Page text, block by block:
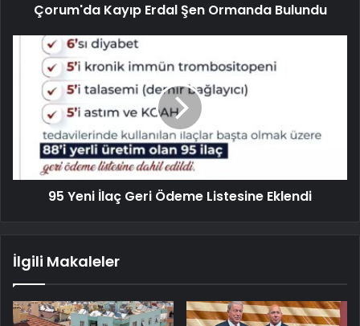
Çorum'da Kayıp Erdal Şen Ormanda Bulundu
95 Yeni İlaç Geri Ödeme Listesine Eklendi
İlgili Makaleler